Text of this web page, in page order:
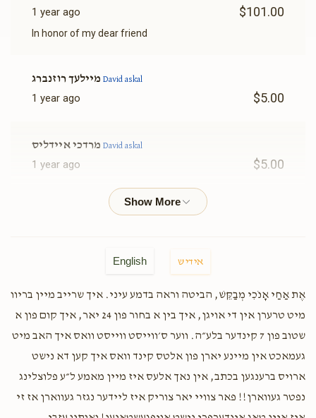
1 year ago $101.00
In honor of my dear friend
David askal
1 year ago $5.00
David askal
1 year ago $5.00
Shmaya Lorincz
Ari prushinovsky, Yitzi vagshall,
Thank you everyone כל אחד בשמו יבורך keep on rocking
we can do this! ❤️❤️❤️
אברהם טיקולסקי David askal
1 year ago $52.00
English אידיש
אֶת אַחַי אָנֹכִי מְבַקֵּשׁ, הביטה וראה בדמע עיני. איך שרייב מיין בריוו
מיט טרערן אין די אויגן, איך בין א בחור פון 24 יאר, איך קום פון א
שטוב פון 7 קינדער בלע״ה. ווער ס׳ווייסט ווייסט וואס איך האב מיט
געמאכט אין מיינע יארן פון אלטס קינד וואס איך קען דא נישט
ארויס ברענגען בכתב, אין נאך אלעס איז מיין מאמע ל״ע פלוצלינג
נפטר געווארן!! פאר צוויי יאר צוריק איז ליידער נגזר געווארן אז זי